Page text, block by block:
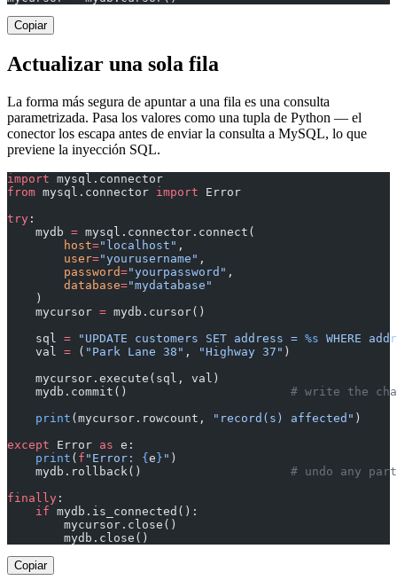
Copiar
Actualizar una sola fila
La forma más segura de apuntar a una fila es una consulta
parametrizada. Pasa los valores como una tupla de Python — el
conector los escapa antes de enviar la consulta a MySQL, lo que
previene la inyección SQL.
import mysql.connector
from mysql.connector import Error
try :
    mydb
= mysql.connector.connect(
        host
="localhost" ,
        user
="yourusername" ,
        password
="yourpassword" ,
        database
="mydatabase"
    )
    mycursor
= mydb.cursor()
    sql
= "UPDATE customers SET address = %s WHERE
    val
= ( "Park Lane 38" , "Highway 37" )
    mycursor.execute(sql, val)
    mydb.commit()
# write the
    print
(mycursor.rowcount, "record(s) affected" )
except Error as e:
    print
( f "Error: { e } " )
    mydb.rollback()
# undo any
finally :
    if
mydb.is_connected():
        mycursor.close()
        mydb.close()
Copiar